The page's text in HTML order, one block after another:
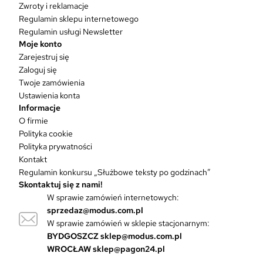
w
w
O
p
c
j
e
Zwroty i reklamacje
Regulamin sklepu internetowego
Regulamin usługi Newsletter
Moje konto
Zarejestruj się
Zaloguj się
Twoje zamówienia
Ustawienia konta
Informacje
O firmie
Polityka cookie
Polityka prywatności
Kontakt
Regulamin konkursu „Służbowe teksty po godzinach”
Skontaktuj się z nami!
W sprawie zamówień internetowych:
sprzedaz@modus.com.pl
W sprawie zamówień w sklepie stacjonarnym:
BYDGOSZCZsklep@modus.com.pl
WROCŁAWsklep@pagon24.pl